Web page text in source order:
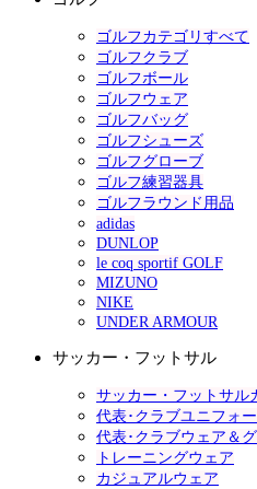
ゴルフカテゴリすべて
ゴルフクラブ
ゴルフボール
ゴルフウェア
ゴルフバッグ
ゴルフシューズ
ゴルフグローブ
ゴルフ練習器具
ゴルフラウンド用品
adidas
DUNLOP
le coq sportif GOLF
MIZUNO
NIKE
UNDER ARMOUR
サッカー・フットサル
サッカー・フットサル
代表･クラブユニフォ
代表･クラブウェア＆
トレーニングウェア
カジュアルウェア